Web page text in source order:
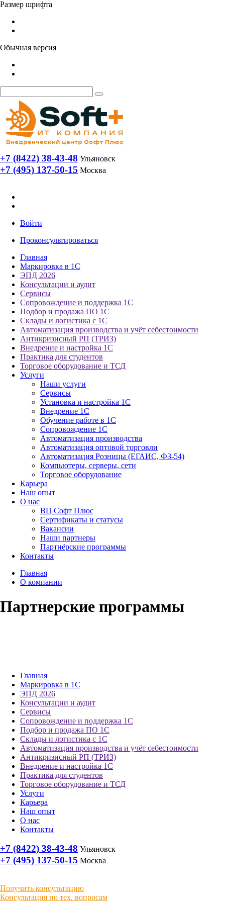
Размер шрифта
Обычная версия
+7 (8422) 38-43-48 Ульяновск
+7 (495) 137-50-15 Москва
Войти
Проконсультироваться
Главная
Маркировка в 1С
ЭПД 2026
Консультации и аудит
Сервисы
Сопровождение и поддержка 1С
Подбор и продажа ПО 1С
Склады и логистика с 1С
Автоматизация производства и учёт себестоимости
Антикризисный РП (ТРИЗ)
Внедрение и настройка 1С
Практика для студентов
Торговое оборудование и ТСД
Услуги
Наши услуги
Сервисы
Установка и настройка 1С
Внедрение 1С
Обучение работе в 1С
Сопровождение 1С
Автоматизация производства
Автоматизация оптовой торговли
Автоматизация Розницы (ЕГАИС, ФЗ-54)
Компьютеры, серверы, сети
Торговое оборудование
Карьера
Наш опыт
О нас
ВЦ Софт Плюс
Сертификаты и статусы
Вакансии
Наши партнеры
Партнёрские программы
Контакты
Главная
О компании
Партнерские программы
Главная
Маркировка в 1С
ЭПД 2026
Консультации и аудит
Сервисы
Сопровождение и поддержка 1С
Подбор и продажа ПО 1С
Склады и логистика с 1С
Автоматизация производства и учёт себестоимости
Антикризисный РП (ТРИЗ)
Внедрение и настройка 1С
Практика для студентов
Торговое оборудование и ТСД
Услуги
Карьера
Наш опыт
О нас
Контакты
+7 (8422) 38-43-48 Ульяновск
+7 (495) 137-50-15 Москва
Получить консультацию
Консультация по тех. вопросам